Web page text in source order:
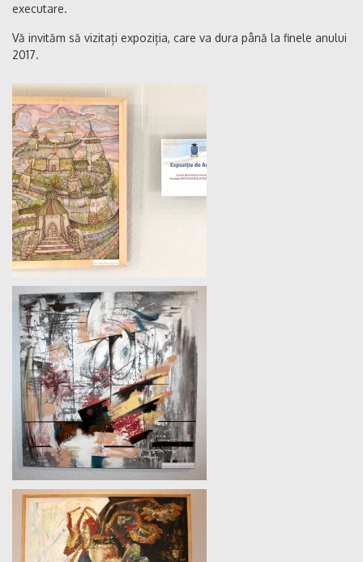
executare.
Vă invităm să vizitați expoziția, care va dura până la finele anului
2017.